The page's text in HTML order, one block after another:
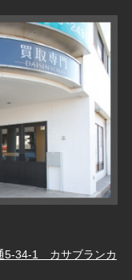
5-34-1 カサブランカ